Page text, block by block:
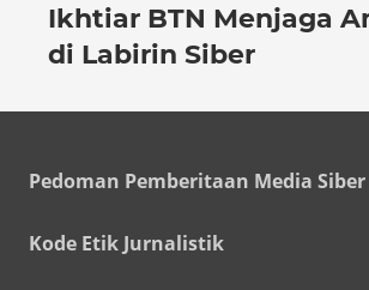
Ikhtiar BTN Menjaga
di Labirin Siber
Pedoman Pemberitaan Media Siber
Kode Etik Jurnalistik